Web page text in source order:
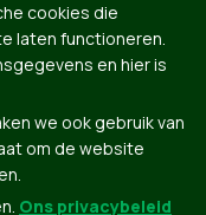
cookies die
laten functioneren.
en hier is
we ook gebruik van
om de website
Ons privacybeleid